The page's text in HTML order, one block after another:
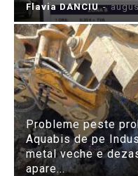
Flavia DANCIU -
Probleme peste
Aquabis de pe
metal veche e
apare...